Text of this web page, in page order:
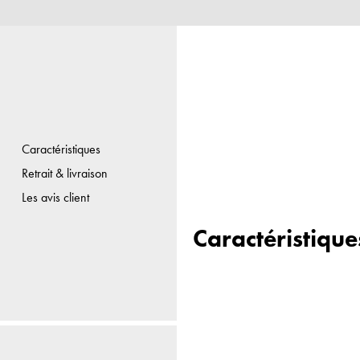
Caractéristiques
Retrait & livraison
Les avis client